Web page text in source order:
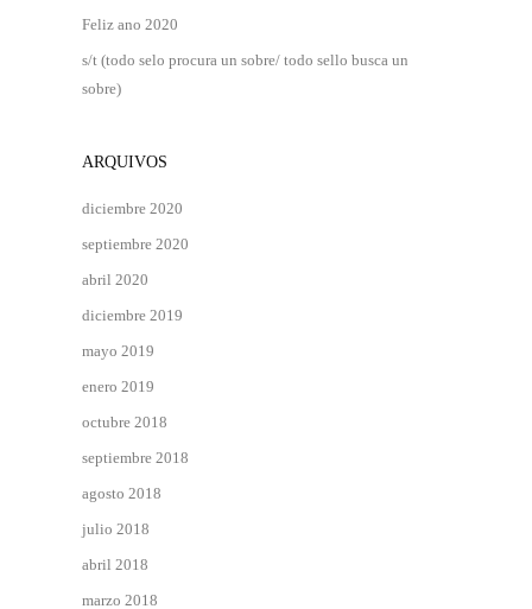
Feliz ano 2020
s/t (todo selo procura un sobre/ todo sello busca un
sobre)
ARQUIVOS
diciembre 2020
septiembre 2020
abril 2020
diciembre 2019
mayo 2019
enero 2019
octubre 2018
septiembre 2018
agosto 2018
julio 2018
abril 2018
marzo 2018